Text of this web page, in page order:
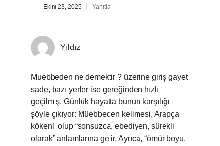
Ekim 23, 2025 Yanıtla
Yıldız
Muebbeden ne demektir ? üzerine giriş gayet
sade, bazı yerler ise gereğinden hızlı
geçilmiş. Günlük hayatta bunun karşılığı
şöyle çıkıyor: Müebbeden kelimesi, Arapça
kökenli olup “sonsuzca, ebediyen, sürekli
olarak” anlamlarına gelir. Ayrıca, “ömür boyu,